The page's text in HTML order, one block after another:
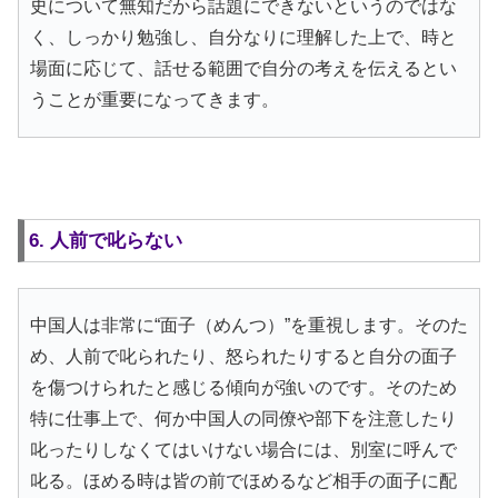
史について無知だから話題にできないというのではな
く、しっかり勉強し、自分なりに理解した上で、時と
場面に応じて、話せる範囲で自分の考えを伝えるとい
うことが重要になってきます。
6. 人前で叱らない
中国人は非常に“面子（めんつ）”を重視します。そのた
め、人前で叱られたり、怒られたりすると自分の面子
を傷つけられたと感じる傾向が強いのです。そのため
特に仕事上で、何か中国人の同僚や部下を注意したり
叱ったりしなくてはいけない場合には、別室に呼んで
叱る。ほめる時は皆の前でほめるなど相手の面子に配